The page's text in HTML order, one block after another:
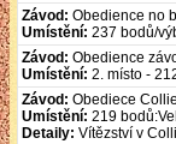
Závod: Obedience no
Umístění: 237 bodů/
Závod: Obedience
Umístění: 2. místo -
Závod: Obediece
Umístění: 219
Detaily: Vítězství v